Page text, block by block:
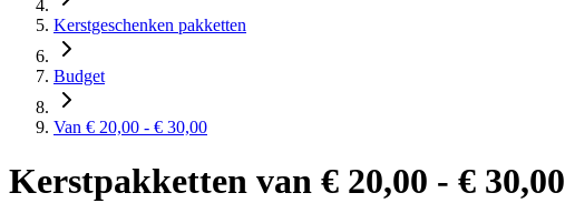
Kerstgeschenken pakketten
Budget
Van € 20,00 - € 30,00
Kerstpakketten van € 20,00 - € 30,00